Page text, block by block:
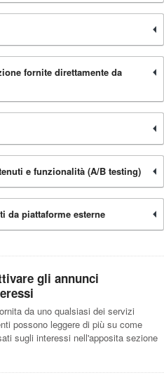
fornite direttamente da
e funzionalità (A/B testing)
da piattaforme esterne
gli annunci
da uno qualsiasi dei servizi
possono leggere di più su come
sugli interessi nell'apposita sezione